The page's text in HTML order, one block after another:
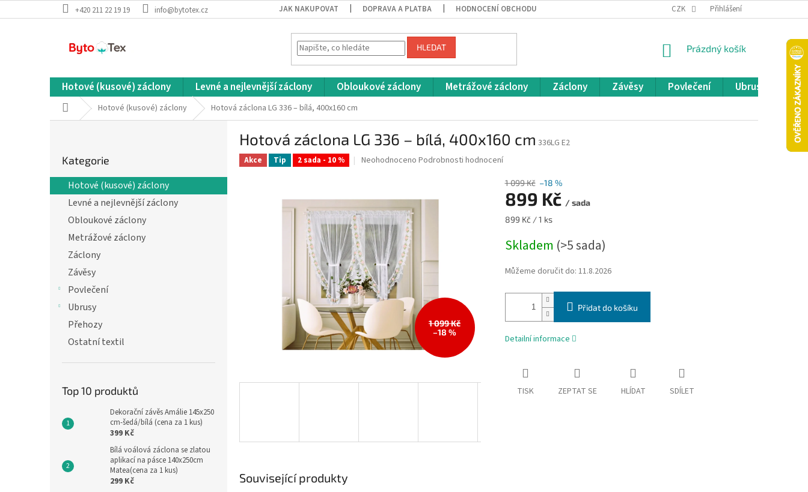
na
+420 211 22 19 19 info@bytotex.cz JAK NAKUPOVAT DOPRAVA A PLATBA HODNOCENÍ OBCHODU OBCHODNÍ PODMÍNKY
CZK Přihlášení
HLEDAT
NÁKUPNÍ
Prázdný košík
Hotové (kusové) záclony Levné a nejlevnější záclony Obloukové záclony Metrážové záclony Záclony Závěsy Povlečení Ubrusy
Domů Hotové (kusové) záclony Hotová záclona LG 336 – bílá, 400x160 cm
r
a
kategorie
Kategorie
Hotové (kusové) záclony
Levné a nejlevnější záclony
Obloukové záclony
Metrážové záclony
Záclony
Závěsy
Povlečení
Ubrusy
Přehozy
Ostatní textil
Top 10 produktů
Dekorační závěs Amálie 145x250
cm-šedá/bílá (cena za 1 kus)
399 Kč
Bílá voálová záclona se zlatou
aplikací na pásce 140x250cm
Matea(cena za 1 kus)
299 Kč
Hotová záclona LG 336 – bílá, 400x160 cm 336LG E2
Akce Tip 2 sada - 10 %
Průměrné
z
5
hvězdiček.
Neohodnoceno Podrobnosti hodnocení
1 099 Kč
–18 %
1 099 Kč –18 %
899 Kč / sada
Měrná
899 Kč / 1 ks
Skladem (>5 sada)
Můžeme doručit do: 11.8.2026
Přidat do košíku
Detailní informace
TISK ZEPTAT SE HLÍDAT SDÍLET
Související produkty